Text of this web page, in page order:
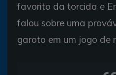
favorito da torcida e
falou sobre uma
garoto em um jogo de